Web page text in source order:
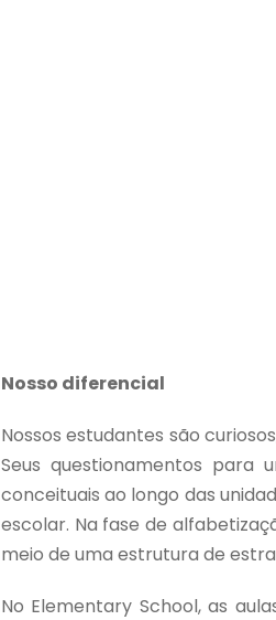
Nosso diferencial
Nossos estudantes são
Seus questionamentos para
conceituais ao longo das
escolar. Na fase de
meio de uma estrutura de
No Elementary School, as